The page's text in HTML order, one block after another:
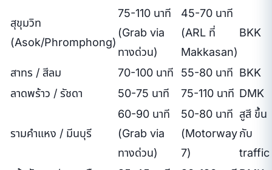
สุขุมวิท
(Asok/Phromphong)
75-110 นาที
(Grab via
ทางด่วน)
45-70 นาที
(ARL ที่
Makkasan)
BKK
สาทร / สีลม 70-100 นาที 55-80 นาที BKK
ลาดพร้าว / รัชดา
50-75 นาที 75-110 นาที DMK
รามคำแหง / มีนบุรี
60-90 นาที
(Grab via
ทางด่วน)
50-80 นาที
(Motorway
7)
สูสี ขึ้น
กับ
traffic